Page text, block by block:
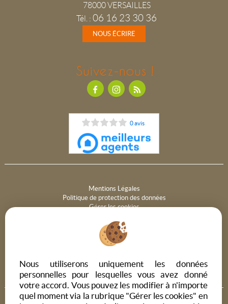
78000 VERSAILLES
Tél. : 06 16 23 30 36
NOUS ÉCRIRE
Suivez-nous !
0 avis
Mentions Légales
Politique de protection des données
Gérer les cookies
PARTAGER :
Nous utiliserons uniquement les données
personnelles pour lesquelles vous avez donné
votre accord. Vous pouvez les modifier à n'importe
quel moment via la rubrique "Gérer les cookies" en